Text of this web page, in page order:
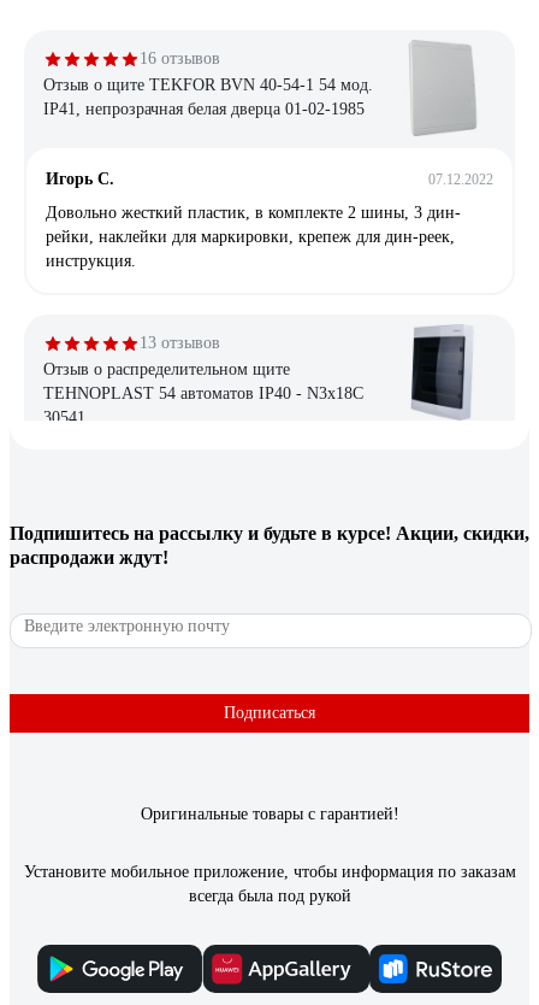
16 отзывов
Отзыв о щите TEKFOR BVN 40-54-1 54 мод.
IP41, непрозрачная белая дверца 01-02-1985
Игорь С. 07.12.2022
Довольно жесткий пластик, в комплекте 2 шины, 3 дин-
рейки, наклейки для маркировки, крепеж для дин-реек,
инструкция.
13 отзывов
Отзыв о распределительном щите
TEHNOPLAST 54 автоматов IP40 - N3x18C
30541
Отзыв о боксе Systeme Electric MINI PRAGMA
IP40 24м2р бел бел. двер MIP22212
Подпишитесь на рассылку и будьте в курсе! Акции, скидки,
распродажи ждут!
Подписаться
Оригинальные товары с гарантией!
Установите мобильное приложение, чтобы информация по заказам
всегда была под рукой